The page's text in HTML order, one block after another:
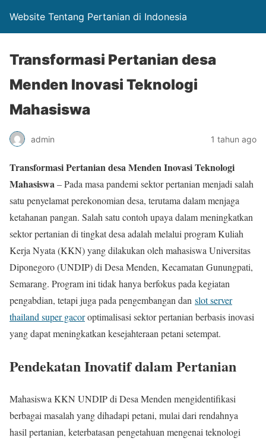
Website Tentang Pertanian di Indonesia
Transformasi Pertanian desa
Menden Inovasi Teknologi
Mahasiswa
admin 1 tahun ago
Transformasi Pertanian desa Menden Inovasi Teknologi
Mahasiswa– Pada masa pandemi sektor pertanian menjadi salah
satu penyelamat perekonomian desa, terutama dalam menjaga
ketahanan pangan. Salah satu contoh upaya dalam meningkatkan
sektor pertanian di tingkat desa adalah melalui program Kuliah
Kerja Nyata (KKN) yang dilakukan oleh mahasiswa Universitas
Diponegoro (UNDIP) di Desa Menden, Kecamatan Gunungpati,
Semarang. Program ini tidak hanya berfokus pada kegiatan
pengabdian, tetapi juga pada pengembangan dan slot server
thailand super gacoroptimalisasi sektor pertanian berbasis inovasi
yang dapat meningkatkan kesejahteraan petani setempat.
Pendekatan Inovatif dalam Pertanian
Mahasiswa KKN UNDIP di Desa Menden mengidentifikasi
berbagai masalah yang dihadapi petani, mulai dari rendahnya
hasil pertanian, keterbatasan pengetahuan mengenai teknologi